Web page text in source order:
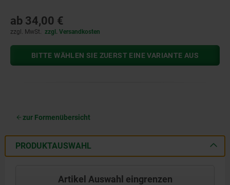
ab 34,00 €
zzgl. MwSt. zzgl. Versandkosten
BITTE WÄHLEN SIE ZUERST EINE VARIANTE AUS
zur Formenübersicht
PRODUKTAUSWAHL
Artikel Auswahl eingrenzen